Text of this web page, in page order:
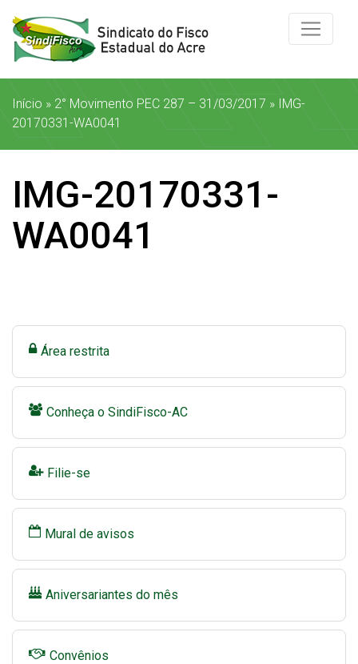
Início » 2° Movimento PEC 287 – 31/03/2017 » IMG-
20170331-WA0041
IMG-20170331-
WA0041
Área restrita
Conheça o SindiFisco-AC
Filie-se
Mural de avisos
Aniversariantes do mês
Convênios